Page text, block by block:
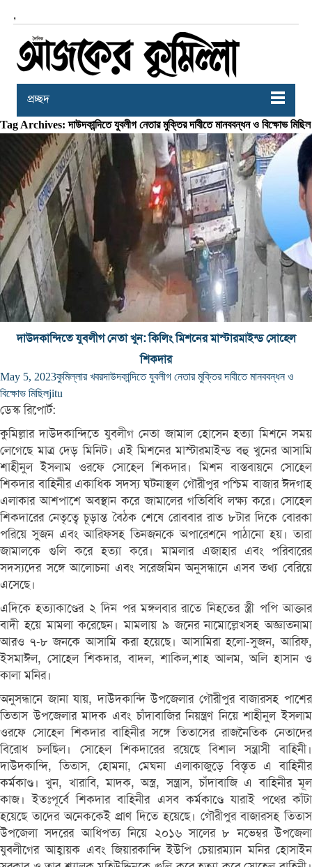
,
প্রচ্ছদ
Tag Archives: দাউদকান্দিতে যুবলীগ নেতার মুক্তির দাবীতে মানববন্ধন ও বিক্ষোভ মিছিল
দাউদকান্দিতে যুবলীগ নেতা খুন: কিলিং মিশনের মাস্টারমাইন্ড সোহেল
শিকদার
May 5, 2023কুমিল্লার খবরদাউদকান্দিতে যুবলীগ নেতার মুক্তির দাবীতে মানববন্ধন ও
বিক্ষোভ মিছিলjitu
ডেস্ক রিপোর্ট:
কুমিল্লার দাউদকান্দিতে যুবলীগ নেতা জামাল হোসেন হত্যা মিশনে সময়
লেগেছে মাত্র দেড় মিনিট। এই মিশনের মাস্টারমাইন্ড বহু খুনের আসামি
শাহীনুল ইসলাম ওরফে সোহেল শিকদার। মিশন বাস্তবায়নে সোহেল
শিকদার বাহিনীর একাধিক সদস্য ঘটনাস্থল গৌরীপুর পশ্চিম বাজার ঈদগাহ
এলাকার আশপাশে অবস্থান করে জামালের গতিবিধি লক্ষ্য করে। সোহেল
শিকদারের নেতৃত্বে চূড়ান্ত বৈঠক শেষে রোববার রাত ৮টার দিকে বোরকা
পরিয়ে সুজন এবং আরিফসহ তিনজনকে অপারেশনে পাঠানো হয়। তারা
জামালকে গুলি করে হত্যা করে। মামলার এজাহার এবং পরিবারের
সদস্যদের সঙ্গে আলোচনা এবং সরেজমিন অনুসন্ধানে এসব তথ্য বেরিয়ে
এসেছে।
এদিকে হত্যাকাণ্ডের ২ দিন পর মঙ্গলবার রাতে নিহতের স্ত্রী পপি আক্তার
বাদী হয়ে মামলা করেছেন। মামলায় ৯ জনের নামোল্লেখসহ অজ্ঞাতনামা
আরও ৭-৮ জনকে আসামি করা হয়েছে। আসামিরা হলো-সুজন, আরিফ,
ইসমাঈল, সোহেল শিকদার, বাদল, শাকিল,শাহ আলম, অলি হাসান ও
কালা মনির।
অনুসন্ধানে জানা যায়, দাউদকান্দি উপজেলার গৌরীপুর বাজারসহ পাশের
তিতাস উপজেলার মাদক এবং চাঁদাবাজির নিয়ন্ত্রণ নিয়ে শাহীনুল ইসলাম
ওরফে সোহেল শিকদার বাহিনীর সঙ্গে তিতাসের রাজনৈতিক নেতাদের
বিরোধ চলছিল। সোহেল শিকদারের রয়েছে বিশাল সন্ত্রাসী বাহিনী।
দাউদকান্দি, তিতাস, হোমনা, মেঘনা এলাকাজুড়ে বিস্তৃত এ বাহিনীর
কর্মকাণ্ড। খুন, খারাবি, মাদক, অস্ত্র, সন্ত্রাস, চাঁদাবাজি এ বাহিনীর মূল
কাজ। ইতঃপূর্বে শিকদার বাহিনীর এসব কর্মকাণ্ডে যারাই পথের কাঁটা
হয়েছে তাদের অনেককেই প্রাণ দিতে হয়েছে। গৌরীপুর বাজারসহ তিতাস
উপজেলা সদরের আধিপত্য নিয়ে ২০১৬ সালের ৮ নভেম্বর উপজেলা
যুবলীগের আহ্বায়ক এবং জিয়ারকান্দি ইউপি চেয়ারম্যান মনির হোসাইন